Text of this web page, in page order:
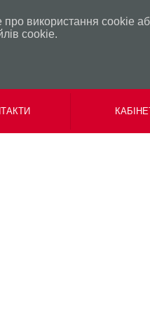
використання сookie
сookie.